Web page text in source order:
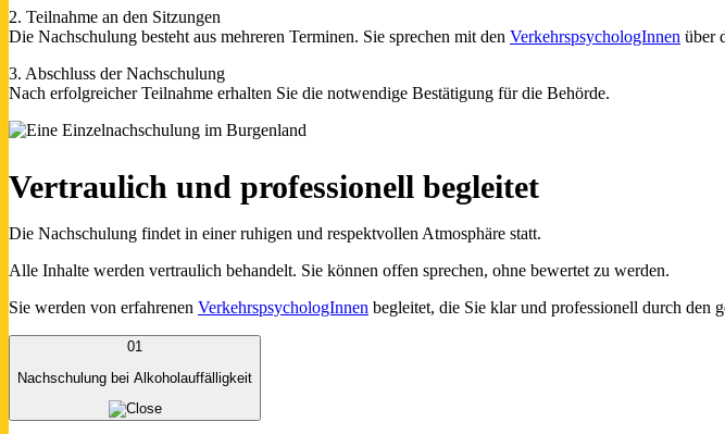
2. Teilnahme an den Sitzungen
Die Nachschulung besteht aus mehreren Terminen. Sie sprechen mit den VerkehrspsychologInnen über
3. Abschluss der Nachschulung
Nach erfolgreicher Teilnahme erhalten Sie die notwendige Bestätigung für die Behörde.
Vertraulich und professionell begleitet
Die Nachschulung findet in einer ruhigen und respektvollen Atmosphäre statt.
Alle Inhalte werden vertraulich behandelt. Sie können offen sprechen, ohne bewertet zu werden.
Sie werden von erfahrenen VerkehrspsychologInnen begleitet, die Sie klar und professionell durch den
01
Nachschulung bei Alkoholauffälligkeit